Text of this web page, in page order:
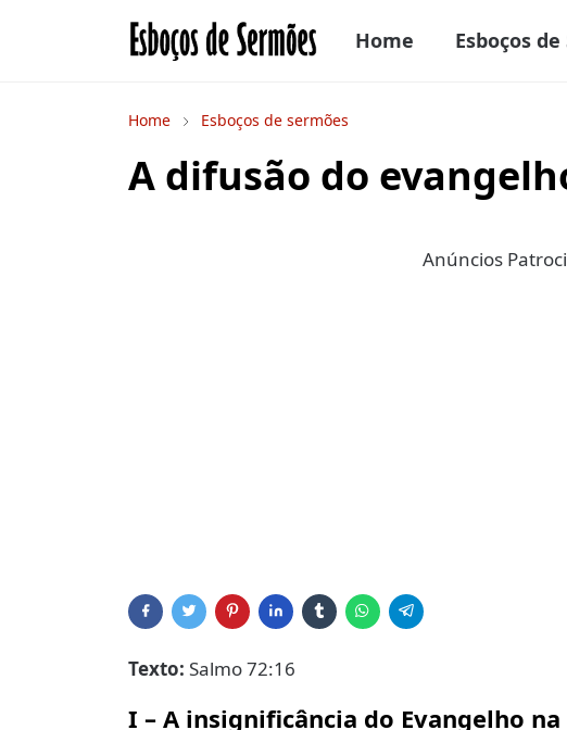
Home Esboços
Home Esboços de sermões
A difusão do
Anúncios
Texto: Salmo 72:16
I – A insignificância do Evangelho